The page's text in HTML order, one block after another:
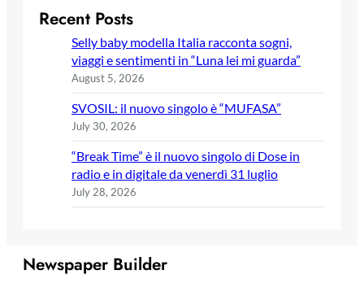
Recent Posts
Selly baby modella Italia racconta sogni,
viaggi e sentimenti in “Luna lei mi guarda”
August 5, 2026
SVOSIL: il nuovo singolo è “MUFASA”
July 30, 2026
“Break Time” è il nuovo singolo di Dose in
radio e in digitale da venerdì 31 luglio
July 28, 2026
Newspaper Builder